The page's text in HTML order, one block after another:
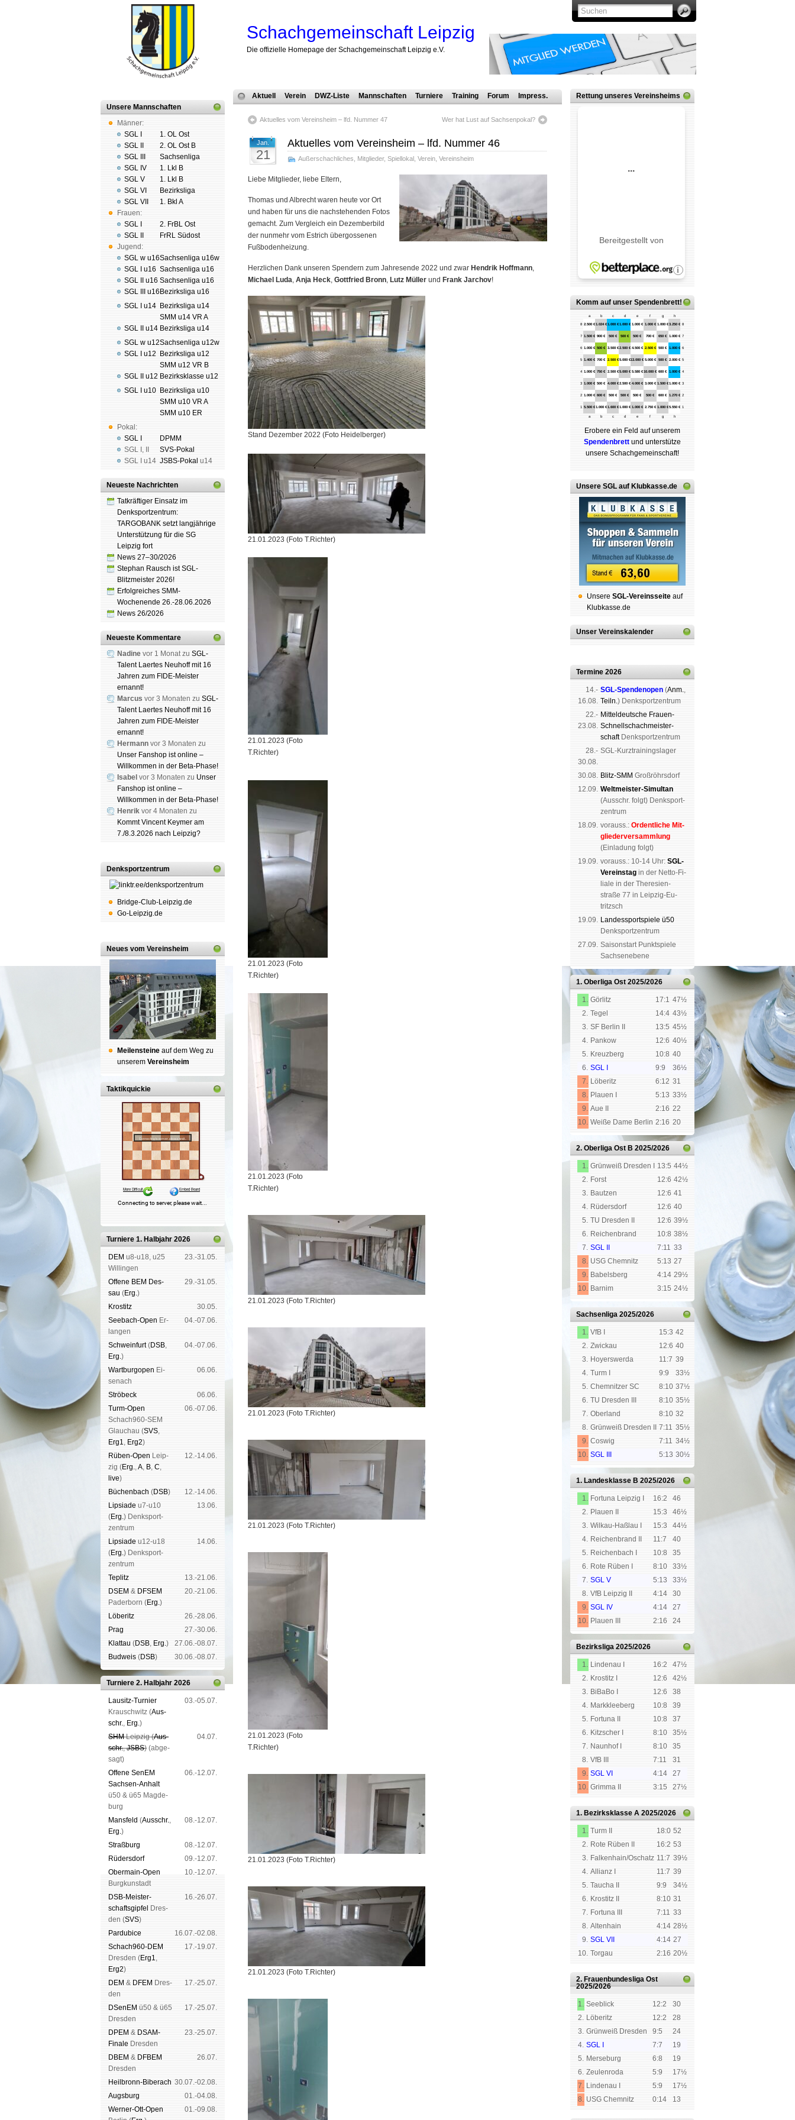
Schachgemeinschaft Leipzig
Die offizielle Homepage der Schachgemeinschaft Leipzig e.V.
Unsere Mannschaften
Männer:
SGL I
SGL II
SGL III
SGL IV
SGL V
SGL VI
SGL VII
Frauen:
SGL I
SGL II
Jugend:
SGL w u16
SGL I u16
SGL II u16
SGL III u16
SGL I u14
SGL II u14
SGL w u12
SGL I u12
SGL II u12
SGL I u10
Pokal:
SGL I
SGL I ,
SGL I
u14
1. OL Ost
2. OL Ost B
Sachsenliga
1. Lkl B
1. Lkl B
Bezirksliga
1. Bkl A
2. FrBL Ost
FrRL Südost
Sachsenliga u16w
Sachsenliga u16
Sachsenliga u16
Bezirksliga u16
Bezirksliga u14
SMM u14 VR A
Bezirksliga u14
Sachsenliga u12w
Bezirksliga u12
SMM u12 VR B
Bezirksklasse u12
Bezirksliga u10
SMM u10 VR A
SMM u10 ER
DPMM
SVS-Pokal
JSBS-Pokal u14
Neueste Nachrichten
Tatkräftiger Einsatz im
Denksportzentrum:
TARGOBANK setzt langjährige
Unterstützung für die SG
Leipzig fort
News 27–30/2026
Stephan Rausch ist SGL-
Blitzmeister 2026!
Erfolgreiches SMM-
Wochenende 26.-28.06.2026
News 26/2026
Neueste Kommentare
Nadine vor 1 Monat zu SGL-
Talent Laertes Neuhoff mit 16
Jahren zum FIDE-Meister
ernannt!
Marcus vor 3 Monaten zu SGL-
Talent Laertes Neuhoff mit 16
Jahren zum FIDE-Meister
ernannt!
Hermann vor 3 Monaten zu
Unser Fanshop ist online –
Willkommen in der Beta-Phase!
Isabel vor 3 Monaten zu Unser
Fanshop ist online –
Willkommen in der Beta-Phase!
Henrik vor 4 Monaten zu
Kommt Vincent Keymer am
7./8.3.2026 nach Leipzig?
Denksportzentrum
Bridge-Club-Leipzig.de
Go-Leipzig.de
Neues vom Vereinsheim
Mei­len­stei­ne auf dem Weg zu
un­se­rem Ver­eins­heim
Taktikquickie
Turniere 1. Halbjahr 2026
DEM u8-u18, u25
Wil­lin­gen
23.-31.05.
Offene BEM Des­
sau (Erg.)
29.-31.05.
Kros­titz
30.05.
See­bach-Open Er­
lan­gen
04.-07.06.
Schwein­furt(DSB,
Erg.)
04.-07.06.
Wart­burg­open Ei­
se­nach
06.06.
Strö­beck
06.06.
Turm-Open
Schach960-SEM
Glau­chau (SVS,
Erg1, Erg2)
06.-07.06.
Rüben-Open Leip­
zig (Erg.,A, B, C,
live)
12.-14.06.
Büchen­bach (DSB)
12.-14.06.
Lipsiade u7-u10
(Erg.) Denk­sport­
zen­trum
13.06.
Lipsiade u12-u18
(Erg.) Denk­sport­
zen­trum
14.06.
Tep­litz
13.-21.06.
DSEM & DFSEM
Pader­born (Erg.)
20.-21.06.
Lö­be­ritz
26.-28.06.
Prag
27.-30.06.
Klat­tau (DSB, Erg.)
27.06.-08.07.
Bud­weis (DSB) 30.06.-08.07.
Turniere 2. Halbjahr 2026
Lau­sitz-Tur­nier
Krausch­witz (Aus­
schr., Erg.)
03.-05.07.
SHMLeip­zig (Aus­
schr.,JSBS) (ab­ge­
sagt)
04.07.
Offene SenEM
Sach­sen-An­halt
ü50 & ü65 Mag­de­
burg
06.-12.07.
Mans­feld (Aus­schr.,
Erg.)
08.-12.07.
Straß­burg
08.-12.07.
Rüders­dorf
09.-12.07.
Ober­main-Open
Burg­kun­stadt
10.-12.07.
DSB-Meister­
schafts­gipfel
Dres­
den (SVS)
16.-26.07.
Pardu­bice
16.07.-02.08.
Schach960-DEM
Dres­den (Erg1,
Erg2)
17.-19.07.
DEM & DFEM Dres­
den
17.-25.07.
DSenEM ü50 & ü65
Dres­den
17.-25.07.
DPEM & DSAM-
Finale Dres­den
23.-25.07.
DBEM & DFBEM
Dres­den
26.07.
Heil­bronn-Bi­ber­ach 30.07.-02.08.
Augs­burg
01.-04.08.
Werner-Ott-Open
01.-09.08.
Aktuell Verein DWZ-Liste Mannschaften Turniere Training Forum Impress.
Aktuelles vom Vereinsheim – lfd. Nummer 47 Wer hat Lust auf Sachsenpokal?
Jan.
21
Aktuelles vom Vereinsheim – lfd. Nummer 46
Außerschachliches Mitglieder, Spiellokal Verein Vereinsheim
Liebe Mitglieder, liebe Eltern,
Thomas und Albrecht waren heute vor Ort
und haben für uns die nachstehenden Fotos
gemacht. Zum Vergleich ein Dezemberbild
der nunmehr vom Estrich übergossenen
Fußbodenheizung.
Herzlichen Dank unseren Spendern zum Jahresende 2022 und zwar Hendrik Hoffmann,
Michael Luda, Anja Heck, Gottfried Bronn, Lutz Müller und Frank Jarchov!
Stand Dezember 2022 (Foto Heidelberger)
21.01.2023 (Foto T.Richter)
21.01.2023 (Foto
T.Richter)
21.01.2023 (Foto
T.Richter)
21.01.2023 (Foto
T.Richter)
21.01.2023 (Foto T.Richter)
21.01.2023 (Foto T.Richter)
21.01.2023 (Foto T.Richter)
21.01.2023 (Foto
T.Richter)
21.01.2023 (Foto T.Richter)
21.01.2023 (Foto T.Richter)
Rettung unseres Vereinsheims
Komm auf unser Spendenbrett!
a b c d e f g h
8 2.500 € 1.024 € 1.000 € 1.000 € 1.000 € 1.000 € 1.000 € 3.250 € 8
7 1.500 € 900 € 500 € 500 € 500 € 700 € 650 € 1.000 € 7
6 1.000 € 500 € 3.500 € 2.500 € 4.500 € 2.500 € 500 € 1.000 € 6
5 1.400 € 700 € 2.500 € 5.000 €13.000 € 5.000 € 500 € 2.000 € 5
4 1.000 € 750 € 2.500 € 5.000 € 5.580 € 10.000 € 600 € 1.000 € 4
3 1.000 € 500 € 4.000 € 2.500 € 4.000 € 3.000 € 1.500 € 1.000 € 3
2 1.000 € 600 € 500 € 500 € 500 € 500 € 600 € 1.270 € 2
1 5.500 € 1.000 € 1.600 € 1.000 € 1.000 € 2.750 € 1.000 € 5.550 € 1
a b c d e f g h
Erobere ein Feld auf unserem
Spenden­brett und unterstütze
unsere Schach­ge­mein­schaft!
Unsere SGL auf Klubkasse.de
Unsere SGL-Ver­eins­sei­te auf
Klubkasse.de
Unser Vereinskalender
Termine 2026
14.-
16.08.
SGL-Spenden­open (Anm.,
Teiln.) Denk­sport­zen­trum
22.-
23.08.
Mit­tel­deu­tsche Frauen-
Schnell­schach­meis­ter­
schaftDenk­sport­zen­trum
28.-
30.08.
SGL-Kurz­trai­nings­lager
30.08. Blitz-SMM Groß­röhrs­dorf
12.09. Weltmeister-Simultan
(Aus­schr. folgt) Denk­sport­
zen­trum
18.09. vorauss.: Or­dent­li­che Mit­
glie­der­ver­samm­lung
(Ein­la­dung folgt)
19.09. vor­auss.: 10-14 Uhr: SGL-
Ver­eins­tag in der Netto-Fi­
li­a­le in der The­re­sien­
straße 77 in Leip­zig-Eu­
tritzsch
19.09. Landes­sport­spiele ü50
Denk­sport­zen­trum
27.09. Saison­start Punkt­spiele
Sachsen­ebene
1. Oberliga Ost 2025/2026
1. Görlitz 17:1 47½
2. Tegel 14:4 43½
3. SF Berlin II 13:5 45½
4. Pankow 12:6 40½
5. Kreuzberg 10:8 40
6. SGL I 9:9
36½
7. Löberitz 6:12 31
8. Plauen I 5:13 33½
9. Aue II 2:16 22
10. Weiße Dame Berlin 2:16 20
2. Oberliga Ost B 2025/2026
1. Grünweiß Dresden I 13:5 44½
2. Forst 12:6 42½
3. Bautzen 12:6 41
4. Rüdersdorf 12:6 40
5. TU Dresden II 12:6 39½
6. Reichenbrand 10:8 38½
7. SGL II 7:11 33
8. USG Chemnitz 5:13 27
9. Babelsberg 4:14 29½
10. Barnim 3:15 24½
Sachsenliga 2025/2026
1. VfB I 15:3 42
2. Zwickau 12:6 40
3. Hoyerswerda 11:7 39
4. Turm I 9:9
33½
5. Chemnitzer SC 8:10 37½
6. TU Dresden III 8:10 35½
7. Oberland 8:10 32
8. Grünweiß Dresden II 7:11 35½
9. Coswig 7:11 34½
10. SGL III 5:13 30½
1. Landesklasse B 2025/2026
1. Fortuna Leipzig I 16:2
46
2. Plauen II 15:3
46½
3. Wilkau-Haßlau I 15:3
44½
4. Reichenbrand II 11:7
40
5. Reichenbach I 10:8
35
6. Rote Rüben I 8:10
33½
7. SGL V 5:13
33½
8. VfB Leipzig II 4:14
30
9. SGL IV 4:14
27
10. Plauen III 2:16 24
Bezirksliga 2025/2026
1. Lindenau I 16:2
47½
2. Krostitz I 12:6
42½
3. BiBaBo I 12:6
38
4. Markkleeberg 10:8
39
5. Fortuna II 10:8
37
6. Kitzscher I 8:10
35½
7. Naunhof I 8:10
35
8. VfB III 7:11
31
9. SGL VI 4:14
27
10. Grimma II 3:15 27½
1. Bezirksklasse A 2025/2026
1. Turm II 18:0 52
2. Rote Rüben II 16:2 53
3. Falkenhain/Oschatz 11:7 39½
4. Allianz I 11:7 39
5. Taucha II 9:9
34½
6. Krostitz II 8:10 31
7. Fortuna III 7:11 33
8. Altenhain 4:14 28½
9. SGL VII 4:14 27
10. Torgau 2:16 20½
2. Frauenbundesliga Ost
2025/2026
1. Seeblick 12:2
30
2. Löberitz 12:2
28
3. Grünweiß Dresden 9:5
24
4. SGL I 7:7
19
5. Merseburg 6:8
19
6. Zeulenroda 5:9
17½
7. Lindenau I 5:9
17½
8. USG Chemnitz 0:14 13